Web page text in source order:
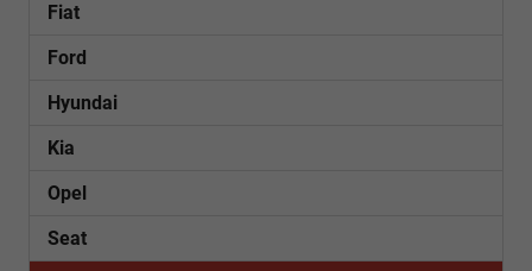
Fiat
Ford
Hyundai
Kia
Opel
Seat